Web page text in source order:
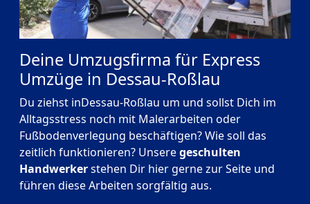
Deine Umzugsfirma für Express
Umzüge in Dessau-Roßlau
Du ziehst inDessau-Roßlau um und sollst Dich im
Alltagsstress noch mit Malerarbeiten oder
Fußbodenverlegung beschäftigen? Wie soll das
zeitlich funktionieren? Unseregeschulten
Handwerkerstehen Dir hier gerne zur Seite und
führen diese Arbeiten sorgfältig aus.